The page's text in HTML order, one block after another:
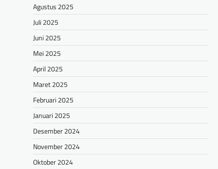
Agustus 2025
Juli 2025
Juni 2025
Mei 2025
April 2025
Maret 2025
Februari 2025
Januari 2025
Desember 2024
November 2024
Oktober 2024